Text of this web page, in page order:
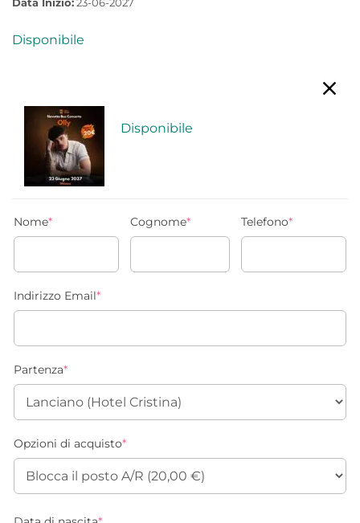
Data Inizio: 23-06-2027
Disponibile
Disponibile
Nome* Cognome* Telefono*
Indirizzo Email*
Partenza*
Opzioni di acquisto*